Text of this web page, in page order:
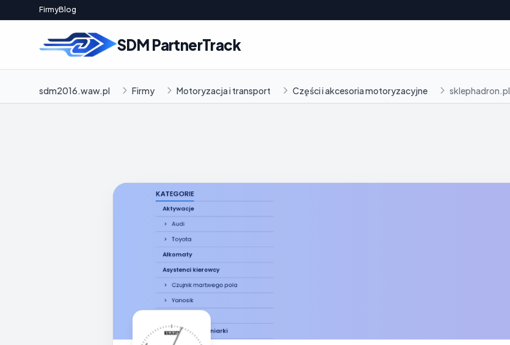
FirmyBlog
SDM PartnerTrack
sdm2016.waw.pl Firmy Motoryzacja i transport Części i akcesoria motoryzacyjne sklephadron.pl